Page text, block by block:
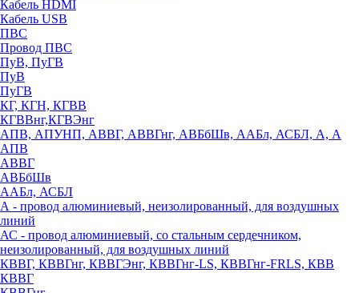
Кабель HDMI
Кабель USB
ПВС
Провод ПВС
ПуВ, ПуГВ
ПуВ
ПуГВ
КГ, КГН, КГВВ
КГВВнг,КГВЭнг
АПВ, АПУНП, АВВГ, АВВГнг, АВБбШв, ААБл, АСБЛ, А, А
АПВ
АВВГ
АВБбШв
ААБл, АСБЛ
А - провод алюминиевый, неизолированный, для воздушных
линий
АС - провод алюминиевый, со стальным сердечником,
неизолированный, для воздушных линий
КВВГ, КВВГнг, КВВГЭнг, КВВГнг-LS, КВВГнг-FRLS, КВВ
КВВГ